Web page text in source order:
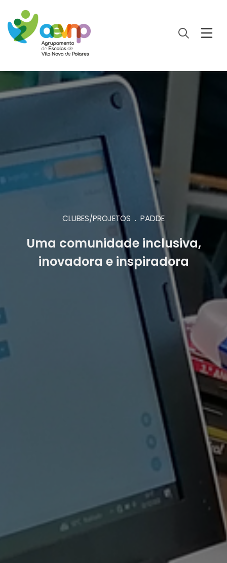
CLUBES/PROJETOS . PADDE
Uma comunidade inclusiva,
inovadora e inspiradora